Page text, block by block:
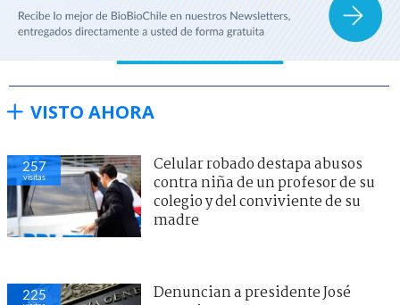
VISTO AHORA
257
visitas
Celular robado destapa abusos
contra niña de un profesor de su
colegio y del conviviente de su
madre
225
Denuncian a presidente José